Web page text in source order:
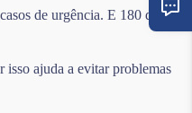
de urgência. E 180 dias
isso ajuda a evitar problemas